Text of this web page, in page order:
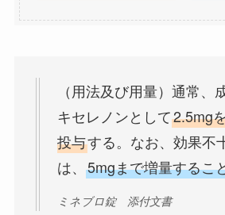
（用法及び用量）通常、
キセレノンとして2.5mg
投与する。なお、効果不
は、 5mgまで増量するこ
ミネブロ錠 添付文書